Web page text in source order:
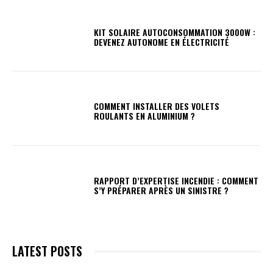
KIT SOLAIRE AUTOCONSOMMATION 3000W :
DEVENEZ AUTONOME EN ÉLECTRICITÉ
COMMENT INSTALLER DES VOLETS
ROULANTS EN ALUMINIUM ?
RAPPORT D’EXPERTISE INCENDIE : COMMENT
S’Y PRÉPARER APRÈS UN SINISTRE ?
LATEST POSTS